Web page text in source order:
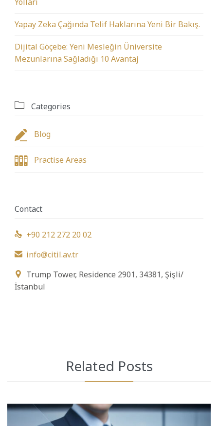
Yapay Zeka Çağında Telif Haklarına Yeni Bir Bakış.
Dijital Göçebe: Yeni Mesleğin Üniversite
Mezunlarına Sağladığı 10 Avantaj
 Categories
 Blog
 Practise Areas
Contact
 +90 212 272 20 02
 info@citil.av.tr

Trump Tower, Residence 2901, 34381, Şişli/
İstanbul
Related Posts